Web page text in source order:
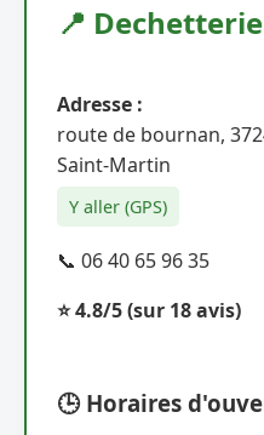
📍 Dechetterie
Adresse :
route de bournan,
Saint-Martin
Y aller (GPS)
📞 06 40 65 96 35
⭐ 4.8/5(sur 18 avis)
🕒 Horaires